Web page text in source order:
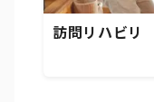
訪問リハビリ